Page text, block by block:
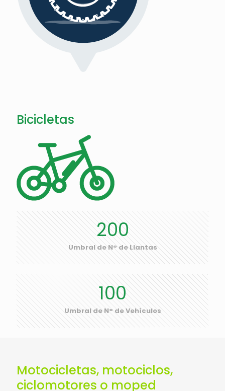
Bicicletas
200
Umbral de N° de Llantas
100
Umbral de N° de Vehículos
Motocicletas, motociclos,
ciclomotores o moped